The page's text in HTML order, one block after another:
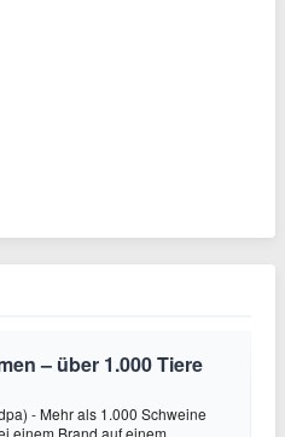
– über 1.000 Tiere
- Mehr als 1.000 Schweine
einem Brand auf einem